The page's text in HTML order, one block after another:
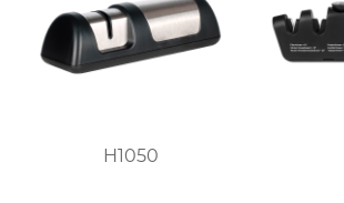
H1050